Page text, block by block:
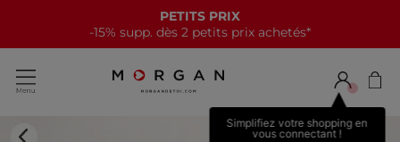
PETITS PRIX
-15% supp. dès 2 petits prix achetés*
Simplifiez votre shopping en
vous connectant !